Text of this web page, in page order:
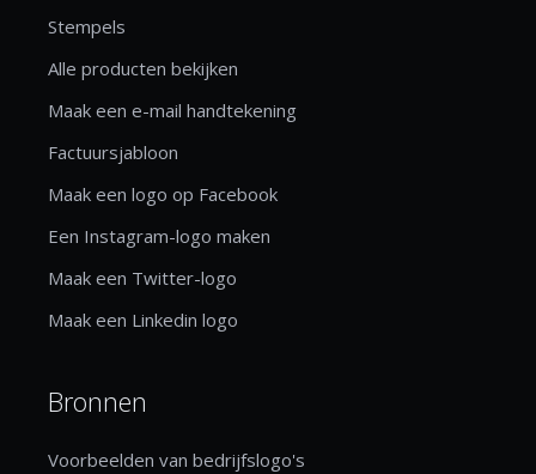
Stempels
Alle producten bekijken
Maak een e-mail handtekening
Factuursjabloon
Maak een logo op Facebook
Een Instagram-logo maken
Maak een Twitter-logo
Maak een Linkedin logo
Bronnen
Voorbeelden van bedrijfslogo's